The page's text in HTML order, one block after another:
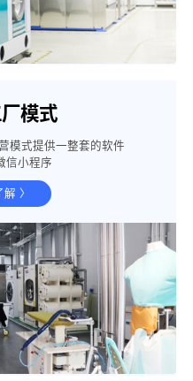
模式
模式提供一整套的软件
信小程序
〉